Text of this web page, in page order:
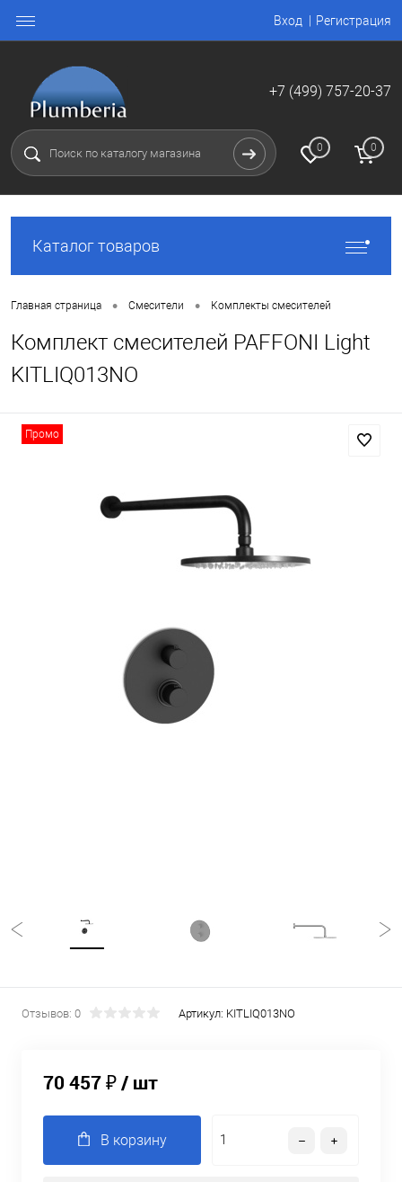
Вход Регистрация
+7 (499) 757-20-37
0 0
Каталог товаров
Главная страница • Смесители • Комплекты смесителей
Комплект смесителей PAFFONI Light
KITLIQ013NO
Промо
Отзывов: 0 Артикул: KITLIQ013NO
70 457 ₽/ шт
В корзину